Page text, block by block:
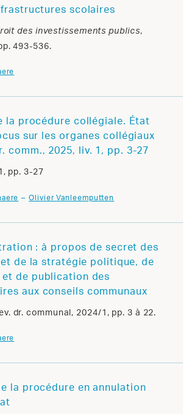
scolaires
des investissements publics,
493-536.
la procédure collégiale. État
sur les organes collégiaux
comm., 2025, liv. 1, pp. 3-27
pp. 3-27
Olivier Vanleemputten
: à propos de secret des
de la stratégie politique, de
de publication des
aux conseils communaux
dr. communal, 2024/1, pp. 3 à 22.
la procédure en annulation